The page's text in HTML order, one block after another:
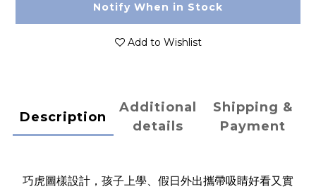
Notify When in Stock
Add to Wishlist
Description
Additional
details
Shipping &
Payment
巧虎圖樣設計，孩子上學、假日外出攜帶吸睛好看又實